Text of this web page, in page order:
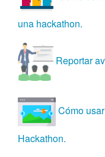
una hackathon.
Reportar
Cómo
Hackathon.